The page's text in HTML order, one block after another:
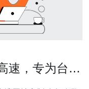
速，专为台湾